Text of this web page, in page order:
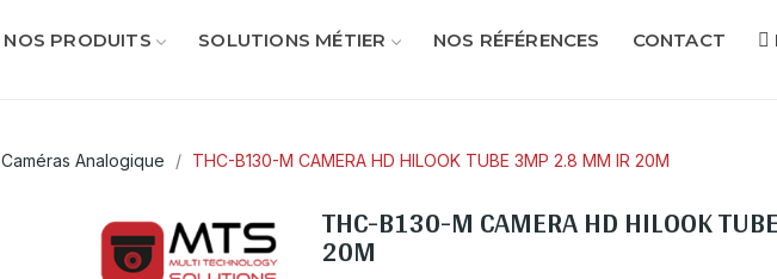
NOS PRODUITS SOLUTIONS MÉTIER NOS RÉFÉRENCES CONTACT
Caméras Analogique THC-B130-M CAMERA HD HILOOK TUBE 3MP 2.8 MM IR 20M
THC-B130-M CAMERA HD HILOOK
20M